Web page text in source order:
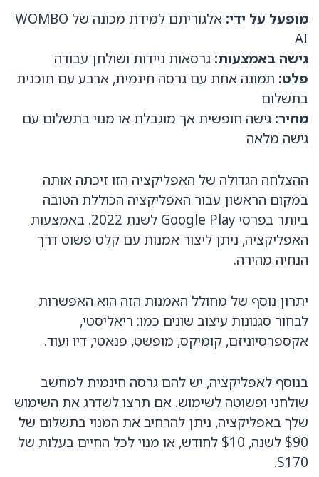
מופעל על ידי:
אלגוריתם למידת מכונה של WOMBO
AI
גישה באמצעות: גרסאות ניידות ושולחן עבודה
פלט: תמונה אחת עם גרסה חינמית, ארבע עם תוכנית
בתשלום
מחיר: גישה חופשית אך מוגבלת או מנוי בתשלום עם
גישה מלאה
ההצלחה הגדולה של האפליקציה הזו זיכתה אותה
במקום הראשון עבור האפליקציה הכוללת הטובה
ביותר בפרסי Google Play לשנת 2022. באמצעות
האפליקציה, ניתן ליצור אמנות עם קלט פשוט דרך
הנחיה מהירה.
יתרון נוסף של מחולל האמנות הזה הוא האפשרות
לבחור סגנונות עיצוב שונים כמו: ריאליסטי,
אקספרסיוניזם, קומיקס, מופשט, פנאטי, דיו ועוד.
בנוסף לאפליקציה, יש להם גרסה חינמית למחשב
שולחני ופשוטה לשימוש. אם תרצו לשדרג את השימוש
שלך באפליקציה, ניתן להרחיב את המנוי בתשלום של
$90 לשנה, $10 לחודש, או מנוי לכל החיים בעלות של
$170.